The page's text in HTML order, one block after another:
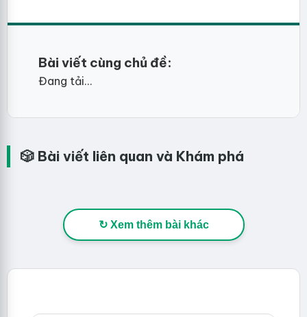
Bài viết cùng chủ đề:
Đang tải...
🎲 Bài viết liên quan và Khám phá
↻ Xem thêm bài khác